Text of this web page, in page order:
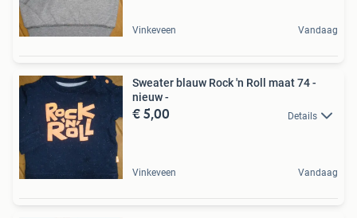
Vinkeveen Vandaag
Sweater blauw Rock 'n Roll maat 74 -
nieuw -
€ 5,00 Details
Vinkeveen Vandaag